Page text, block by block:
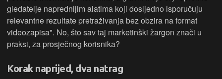
gledatelje naprednijim alatima koji dosljedno isporučuju
relevantne rezultate pretraživanja bez obzira na format
videozapisa". No, što sav taj marketinški žargon znači u
praksi, za prosječnog korisnika?
Korak naprijed, dva natrag